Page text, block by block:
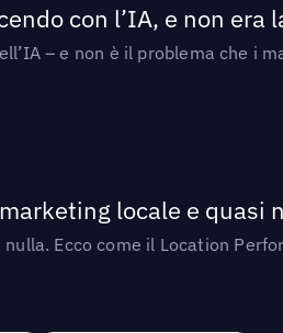
con l’IA, e non era
– e non è il problema che i
locale e quasi
Ecco come il Location